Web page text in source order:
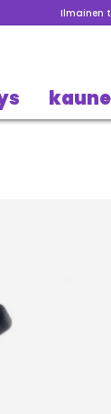
Ilmainen